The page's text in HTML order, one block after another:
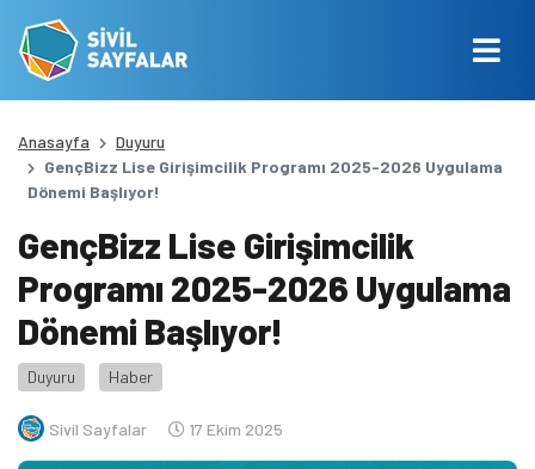
Anasayfa
Duyuru
GençBizz Lise Girişimcilik Programı 2025-2026 Uygulama
Dönemi Başlıyor!
GençBizz Lise Girişimcilik
Programı 2025-2026 Uygulama
Dönemi Başlıyor!
Duyuru Haber
Sivil Sayfalar 17 Ekim 2025